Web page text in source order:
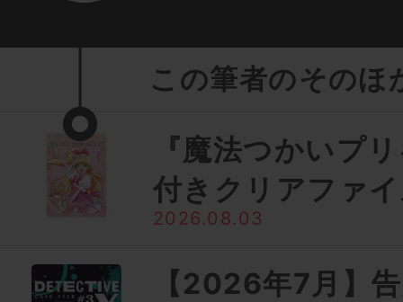
この筆者のそのほ
『魔法つかいプ
付きクリアファ
2026.08.03
【2026年7月】